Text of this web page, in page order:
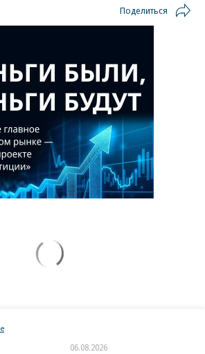
Поделиться
06.08.2026